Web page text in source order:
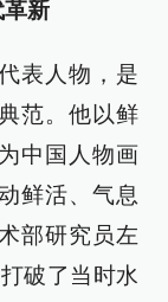
新
表人物，是
范。他以鲜
中国人物画
鲜活、气息
部研究员左
破了当时水